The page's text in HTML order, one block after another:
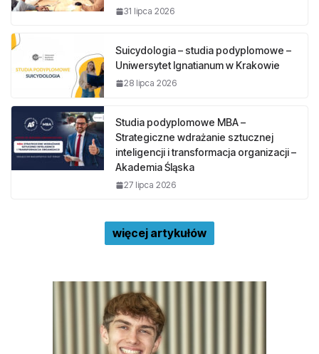
31 lipca 2026
Suicydologia – studia podyplomowe –
Uniwersytet Ignatianum w Krakowie
28 lipca 2026
Studia podyplomowe MBA –
Strategiczne wdrażanie sztucznej
inteligencji i transformacja organizacji –
Akademia Śląska
27 lipca 2026
więcej artykułów